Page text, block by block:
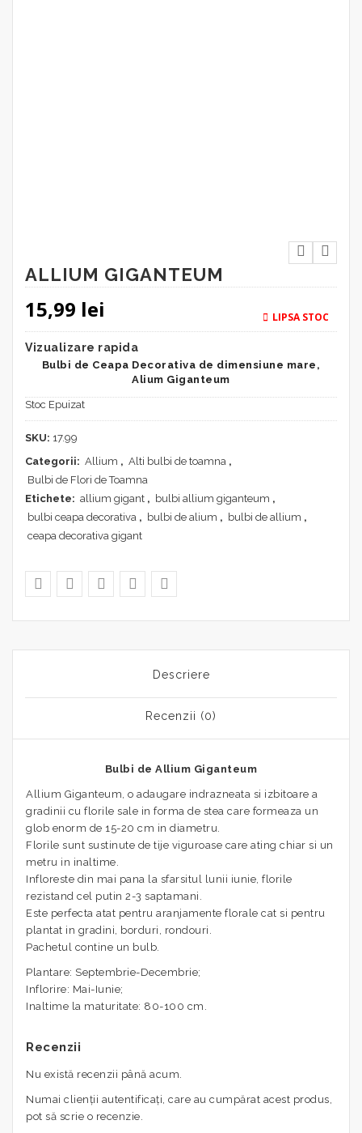
ALLIUM GIGANTEUM
15,99 lei LIPSA STOC
Vizualizare rapida
Bulbi de Ceapa Decorativa de dimensiune mare,
Alium Giganteum
Stoc Epuizat
SKU: 17.99
Categorii: Allium , Alti bulbi de toamna ,
Bulbi de Flori de Toamna
Etichete: allium gigant , bulbi allium giganteum ,
bulbi ceapa decorativa , bulbi de alium , bulbi de allium ,
ceapa decorativa gigant
Descriere
Recenzii (0)
Bulbi de Allium Giganteum
Allium Giganteum, o adaugare indrazneata si izbitoare a
gradinii cu florile sale in forma de stea care formeaza un
glob enorm de 15-20 cm in diametru.
Florile sunt sustinute de tije viguroase care ating chiar si un
metru in inaltime.
Infloreste din mai pana la sfarsitul lunii iunie, florile
rezistand cel putin 2-3 saptamani.
Este perfecta atat pentru aranjamente florale cat si pentru
plantat in gradini, borduri, rondouri.
Pachetul contine un bulb.
Plantare: Septembrie-Decembrie;
Inflorire: Mai-Iunie;
Inaltime la maturitate: 80-100 cm.
Recenzii
Nu există recenzii până acum.
Numai clienții autentificați, care au cumpărat acest produs,
pot să scrie o recenzie.